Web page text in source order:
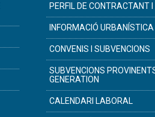
PERFIL DE CONTRACTANT
INFORMACIÓ URBANÍSTICA
CONVENIS I SUBVENCIONS
SUBVENCIONS
GENERATION
CALENDARI LABORAL